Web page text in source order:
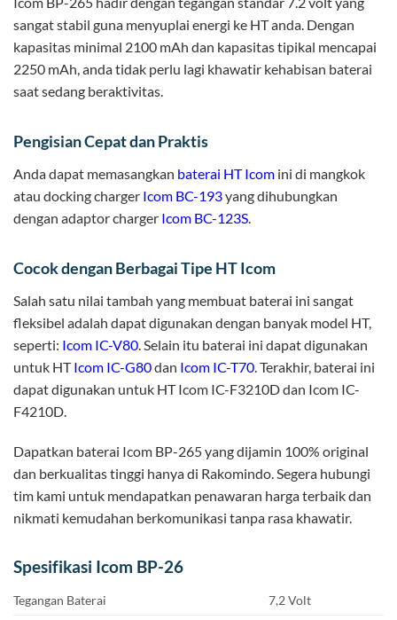
sangat stabil guna menyuplai energi ke HT anda. Dengan
kapasitas minimal 2100 mAh dan kapasitas tipikal mencapai
2250 mAh, anda tidak perlu lagi khawatir kehabisan baterai
saat sedang beraktivitas.
Pengisian Cepat dan Praktis
Anda dapat memasangkan baterai HT Icom ini di mangkok
atau docking charger Icom BC-193yang dihubungkan
dengan adaptor charger Icom BC-123S.
Cocok dengan Berbagai Tipe HT Icom
Salah satu nilai tambah yang membuat baterai ini sangat
fleksibel adalah dapat digunakan dengan banyak model HT,
seperti: Icom IC-V80 . Selain itu baterai ini dapat digunakan
untuk HTIcom IC-G80dan Icom IC-T70 . Terakhir, baterai ini
dapat digunakan untuk HT Icom IC-F3210D dan Icom IC-
F4210D.
Dapatkan baterai Icom BP-265 yang dijamin 100% original
dan berkualitas tinggi hanya di Rakomindo. Segera hubungi
tim kami untuk mendapatkan penawaran harga terbaik dan
nikmati kemudahan berkomunikasi tanpa rasa khawatir.
Spesifikasi Icom BP-26
Tegangan Baterai
7,2 Volt